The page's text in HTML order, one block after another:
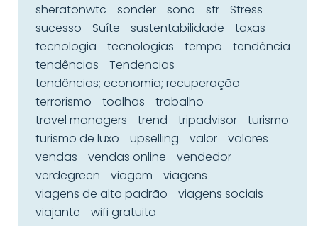
sheratonwtc
sonder sono str
Stress
sucesso
Suíte sustentabilidade
taxas
tecnologia
tecnologias tempo
tendência
tendências
Tendencias
tendências; economia; recuperação
terrorismo
toalhas
trabalho
travel managers
trend tripadvisor
turismo
turismo de luxo
upselling valor
valores
vendas
vendas online
vendedor
verdegreen
viagem
viagens
viagens de alto padrão
viagens sociais
viajante
wifi gratuita